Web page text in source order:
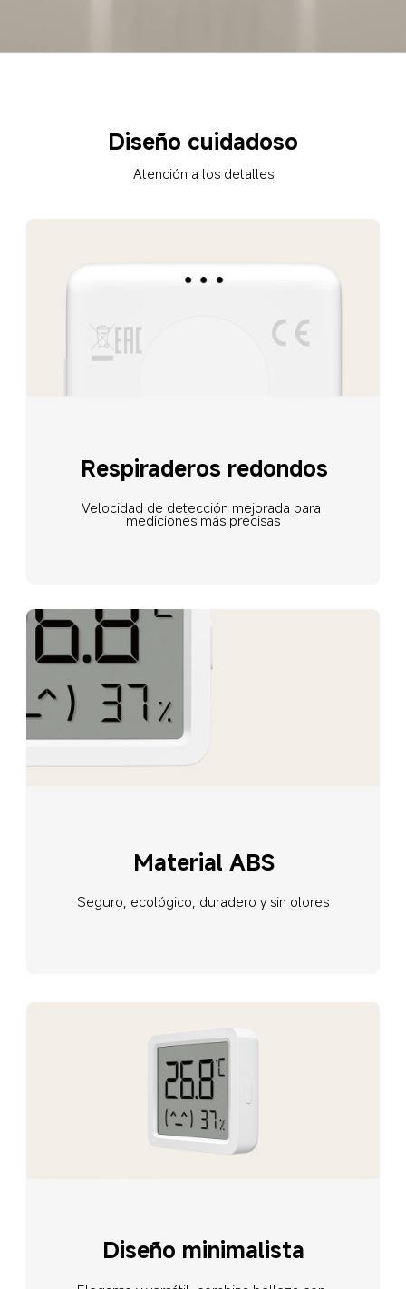
Diseño cuidadoso
Atención a los detalles
Respiraderos redondos
Velocidad de detección mejorada para
mediciones más precisas
Material ABS
Seguro, ecológico, duradero y sin olores
Diseño minimalista